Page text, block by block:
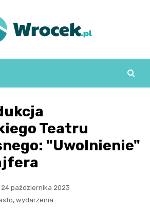
Teatru
"Uwolnienie"
24 października 2023
, wydarzenia